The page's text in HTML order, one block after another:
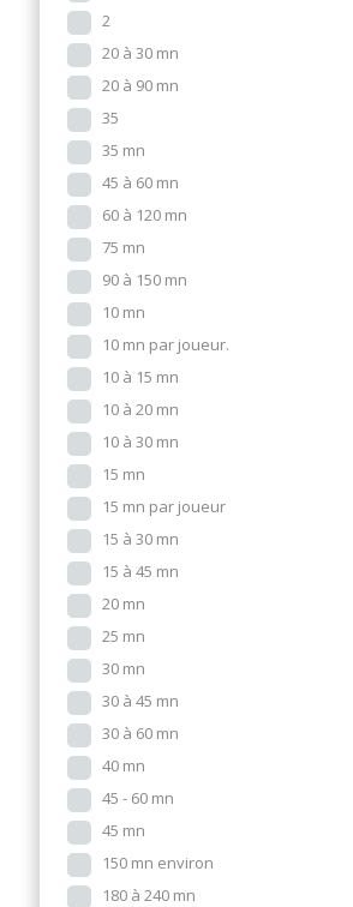
2
20 à 30 mn
20 à 90 mn
35
35 mn
45 à 60 mn
60 à 120 mn
75 mn
90 à 150 mn
10 mn
10 mn par joueur.
10 à 15 mn
10 à 20 mn
10 à 30 mn
15 mn
15 mn par joueur
15 à 30 mn
15 à 45 mn
20 mn
25 mn
30 mn
30 à 45 mn
30 à 60 mn
40 mn
45 - 60 mn
45 mn
150 mn environ
180 à 240 mn